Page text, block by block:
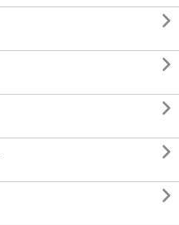




